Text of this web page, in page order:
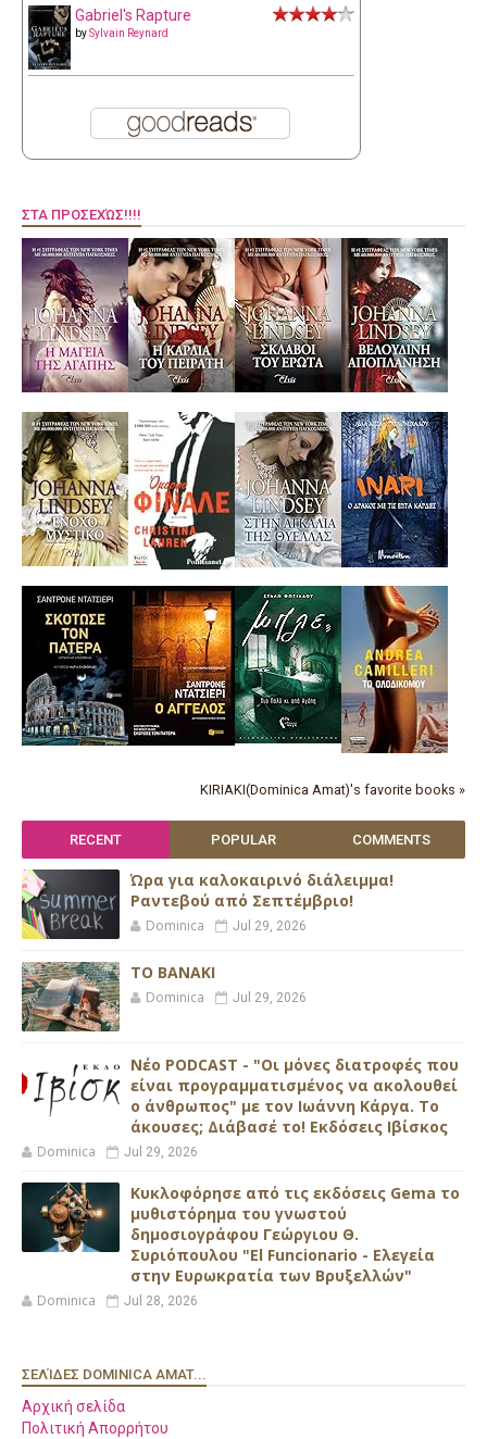
Gabriel's Rapture
bySylvain Reynard
ΣΤΑ ΠΡΟΣΕΧΏΣ!!!!
KIRIAKI(Dominica Amat)'s favorite books »
RECENT POPULAR COMMENTS
Ώρα για καλοκαιρινό διάλειμμα!
Ραντεβού από Σεπτέμβριο!
Dominica Jul 29, 2026
ΤΟ ΒΑΝΑΚΙ
Dominica Jul 29, 2026
Νέο PODCAST - "Οι μόνες διατροφές που
είναι προγραμματισμένος να ακολουθεί
ο άνθρωπος" με τον Ιωάννη Κάργα. Το
άκουσες; Διάβασέ το! Εκδόσεις Ιβίσκος
Dominica Jul 29, 2026
Κυκλοφόρησε από τις εκδόσεις Gema το
μυθιστόρημα του γνωστού
δημοσιογράφου Γεώργιου Θ.
Συριόπουλου "El Funcionario - Ελεγεία
στην Ευρωκρατία των Βρυξελλών"
Dominica Jul 28, 2026
ΣΕΛΊΔΕΣ DOMINICA AMAT...
Αρχική σελίδα
Πολιτική Απορρήτου